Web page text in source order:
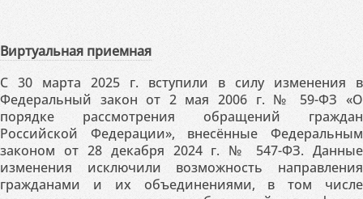
Виртуальная приемная
С 30 марта 2025 г. вступили в силу изменения в
Федеральный закон от 2 мая 2006 г. № 59-ФЗ «О
порядке рассмотрения обращений граждан
Российской Федерации», внесённые Федеральным
законом от 28 декабря 2024 г. № 547-ФЗ. Данные
изменения исключили возможность направления
гражданами и их объединениями, в том числе